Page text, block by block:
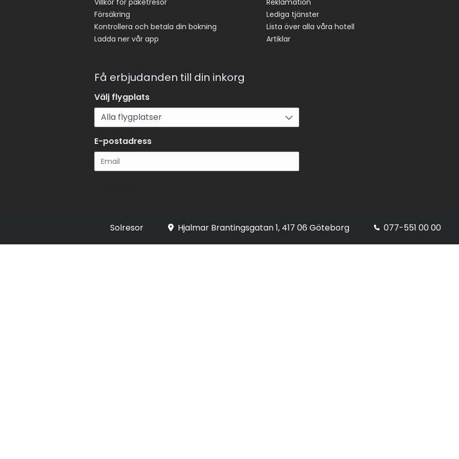
Villkor för paketresor
Försäkring
Kontrollera och betala din bokning
Ladda ner vår app
Reklamation
Lediga tjänster
Lista över alla våra hotell
Artiklar
Få erbjudanden till din inkorg
Välj flygplats
E-postadress
Solresor Hjalmar Brantingsgatan 1, 417 06 Göteborg 077-551 00 00